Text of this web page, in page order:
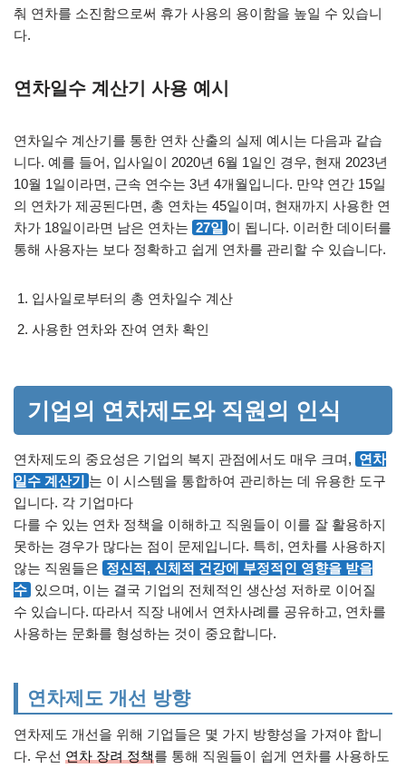
춰 연차를 소진함으로써 휴가 사용의 용이함을 높일 수 있습니
다.
연차일수 계산기 사용 예시
연차일수 계산기를 통한 연차 산출의 실제 예시는 다음과 같습
니다. 예를 들어, 입사일이 2020년 6월 1일인 경우, 현재 2023년
10월 1일이라면, 근속 연수는 3년 4개월입니다. 만약 연간 15일
의 연차가 제공된다면, 총 연차는 45일이며, 현재까지 사용한 연
차가 18일이라면 남은 연차는 27일 이 됩니다. 이러한 데이터를
통해 사용자는 보다 정확하고 쉽게 연차를 관리할 수 있습니다.
입사일로부터의 총 연차일수 계산
사용한 연차와 잔여 연차 확인
기업의 연차제도와 직원의 인식
연차제도의 중요성은 기업의 복지 관점에서도 매우 크며, 연차
일수 계산기 는 이 시스템을 통합하여 관리하는 데 유용한 도구
입니다. 각 기업마다
다를 수 있는 연차 정책을 이해하고 직원들이 이를 잘 활용하지
못하는 경우가 많다는 점이 문제입니다. 특히, 연차를 사용하지
않는 직원들은 정신적, 신체적 건강에 부정적인 영향을 받을
수 있으며, 이는 결국 기업의 전체적인 생산성 저하로 이어질
수 있습니다. 따라서 직장 내에서 연차사례를 공유하고, 연차를
사용하는 문화를 형성하는 것이 중요합니다.
연차제도 개선 방향
연차제도 개선을 위해 기업들은 몇 가지 방향성을 가져야 합니
다. 우선 연차 장려 정책를 통해 직원들이 쉽게 연차를 사용하도